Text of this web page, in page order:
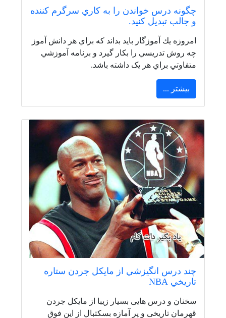
چگونه درس خواندن را به كاري سرگرم كننده
و جالب تبدیل كنيد.
امروزه يك آموزگار بايد بداند كه براي هر دانش آموز
چه روش تدريسي را بكار گيرد و برنامه آموزشي
متفاوتي براي هر یک داشته باشد.
بیشتر ...
چند درس انگيزشي از مايكل جردن ستاره
تاريخي NBA
سخنان و درس هایی بسیار زیبا از مایکل جردن
قهرمان تاریخی و پر آمازه بسکتبال از این فوق